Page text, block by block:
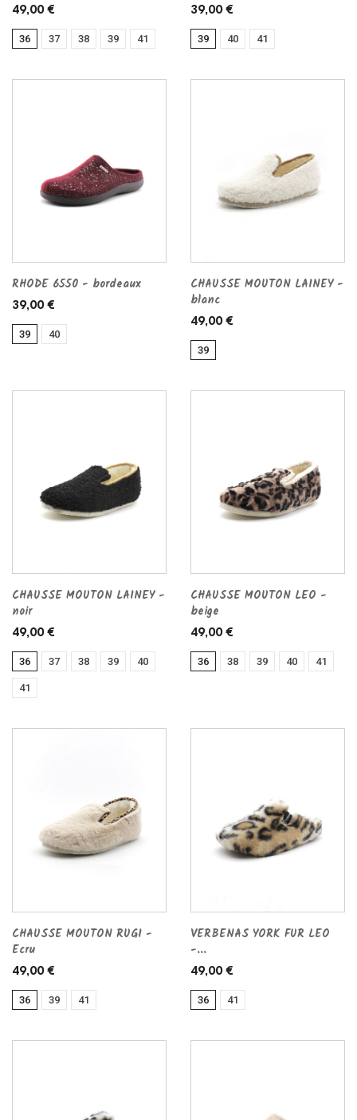
49,00 €
36 37 38 39 41
39,00 €
39 40 41
RHODE 6550 - bordeaux
39,00 €
39 40
CHAUSSE MOUTON LAINEY -
blanc
49,00 €
39
CHAUSSE MOUTON LAINEY -
noir
49,00 €
36 37 38 39 40
41
CHAUSSE MOUTON LEO -
beige
49,00 €
36 38 39 40 41
CHAUSSE MOUTON RUGI -
Ecru
49,00 €
36 39 41
VERBENAS YORK FUR LEO
-...
49,00 €
36 41